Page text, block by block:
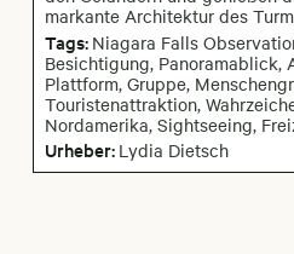
markante Architektur des
Tags: Niagara Falls
Besichtigung, Panoramablick,
Plattform, Gruppe,
Touristenattraktion,
Nordamerika, Sightseeing,
Urheber: Lydia Dietsch